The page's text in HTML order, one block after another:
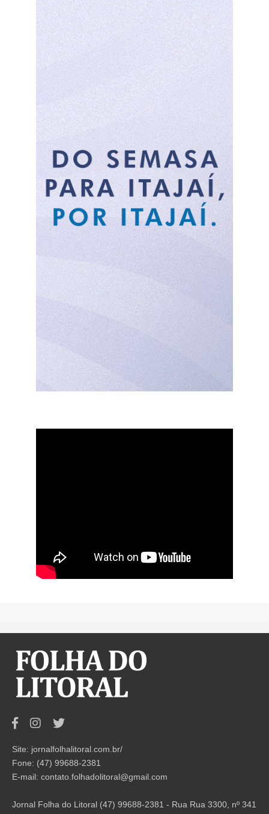
Site: jornalfolhalitoral.com.br/
Fone: (47) 99688-2381
E-mail: contato.folhadolitoral@gmail.com
Jornal Folha do Litoral (47) 99688-2381 - Rua Rua 3300, nº 341